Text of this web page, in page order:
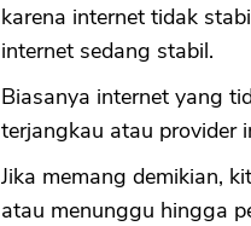
karena internet tidak
internet sedang stabil.
Biasanya internet yang
terjangkau atau provider
Jika memang demikian,
atau menunggu hingga